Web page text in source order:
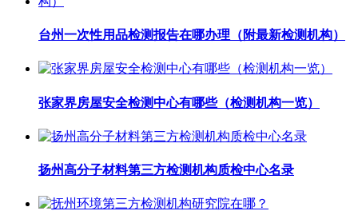
台州一次性用品检测报告在哪办理（附最新检测机构）
张家界房屋安全检测中心有哪些（检测机构一览）
扬州高分子材料第三方检测机构质检中心名录